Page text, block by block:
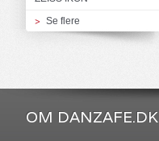
Se flere
OM DANZAFE.DK